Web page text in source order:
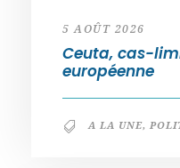
5 AOÛT 2026
Ceuta, cas-
européenne
A LA UNE,